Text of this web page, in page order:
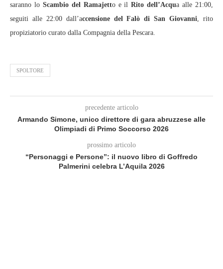
saranno lo Scambio del Ramajetto e il Rito dell’Acqua alle 21:00,
seguiti alle 22:00 dall’accensione del Falò di San Giovanni , rito
propiziatorio curato dalla Compagnia della Pescara.
SPOLTORE
precedente articolo
Armando Simone, unico direttore di gara abruzzese alle
Olimpiadi di Primo Soccorso 2026
prossimo articolo
“Personaggi e Persone”: il nuovo libro di Goffredo
Palmerini celebra L’Aquila 2026